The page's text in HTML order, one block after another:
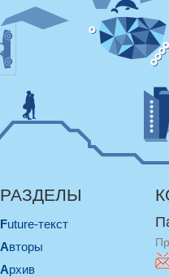
РАЗДЕЛЫ
Future-текст
Авторы
Архив